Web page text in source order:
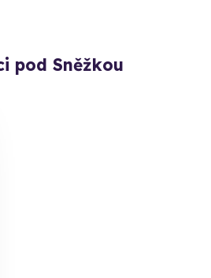
pod Sněžkou